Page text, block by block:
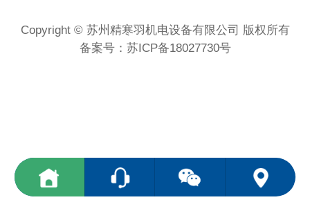
Copyright © 苏州精寒羽机电设备有限公司 版权所有
备案号： 苏ICP备18027730号